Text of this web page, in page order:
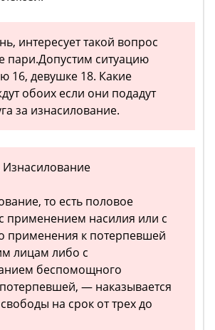
интересует такой вопрос
пари.Допустим ситуацию
16, девушке 18. Какие
обоих если они подадут
за изнасилование.
Изнасилование
то есть половое
применением насилия или с
применения к потерпевшей
лицам либо с
беспомощного
— наказывается
на срок от трех до